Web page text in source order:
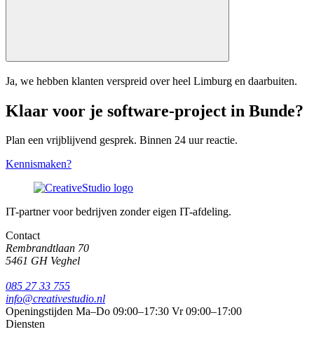
Ja, we hebben klanten verspreid over heel Limburg en daarbuiten.
Klaar voor je software-project in Bunde?
Plan een vrijblijvend gesprek. Binnen 24 uur reactie.
Kennismaken?
IT-partner voor bedrijven zonder eigen IT-afdeling.
Contact
Rembrandtlaan 70
5461 GH Veghel
085 27 33 755
info@creativestudio.nl
Openingstijden Ma–Do 09:00–17:30 Vr 09:00–17:00
Diensten